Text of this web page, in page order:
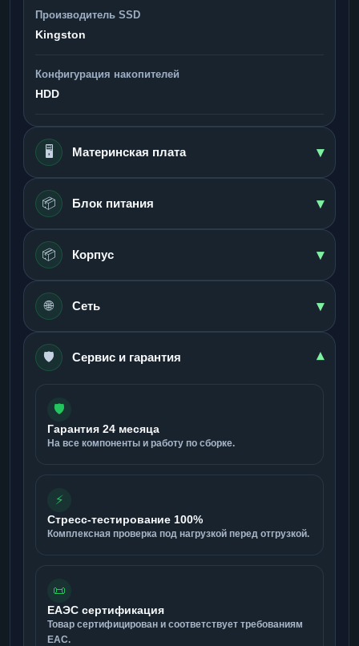
Производитель SSD
Kingston
Конфигурация накопителей
HDD
🖥️ Материнская плата ▾
📦 Блок питания ▾
📦 Корпус ▾
🌐 Сеть ▾
🛡️ Сервис и гарантия ▾
🛡️
Гарантия 24 месяца
На все компоненты и работу по сборке.
⚡
Стресс-тестирование 100%
Комплексная проверка под нагрузкой перед отгрузкой.
📜
ЕАЭС сертификация
Товар сертифицирован и соответствует требованиям
ЕАС.